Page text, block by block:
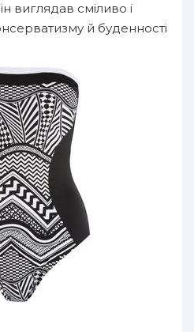
виглядав сміливо і
й буденності